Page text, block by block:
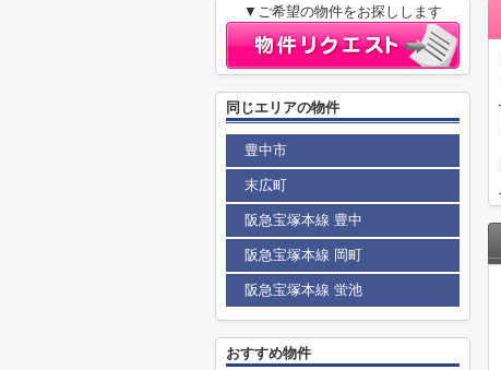
▼ご希望の物件をお探しします
同じエリアの物件
豊中市
末広町
阪急宝塚本線 豊中
阪急宝塚本線 岡町
阪急宝塚本線 蛍池
おすすめ物件